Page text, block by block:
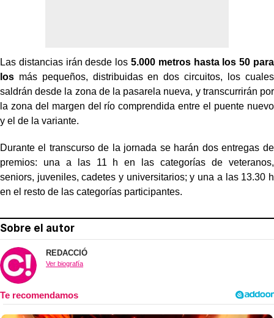
Las distancias irán desde los 5.000 metros hasta los 50 para
los más pequeños, distribuidas en dos circuitos, los cuales
saldrán desde la zona de la pasarela nueva, y transcurrirán por
la zona del margen del río comprendida entre el puente nuevo
y el de la variante.
Durante el transcurso de la jornada se harán dos entregas de
premios: una a las 11 h en las categorías de veteranos,
seniors, juveniles, cadetes y universitarios; y una a las 13.30 h
en el resto de las categorías participantes.
Sobre el autor
REDACCIÓ
Ver biografía